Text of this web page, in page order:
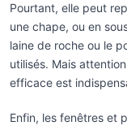
Pourtant, elle peut
une chape, ou en
laine de roche ou le
utilisés. Mais
efficace est
Enfin, les fenêtres et